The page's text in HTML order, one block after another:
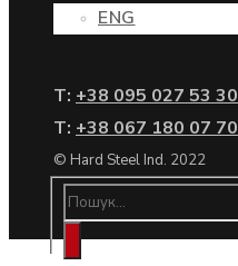
ENG
Т: +38 095 027 53 30
Т: +38 067 180 07 70
© Hard Steel Ind. 2022